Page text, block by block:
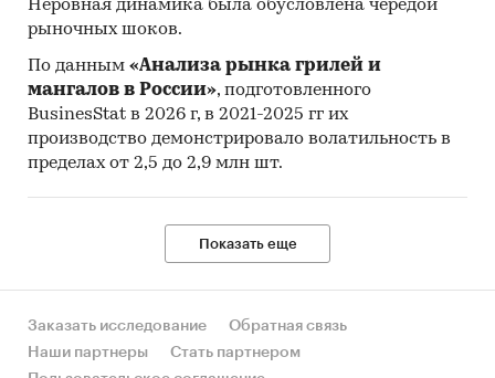
Неровная динамика была обусловлена чередой
рыночных шоков.
По данным «Анализа рынка грилей и
мангалов в России», подготовленного
BusinesStat в 2026 г, в 2021-2025 гг их
производство демонстрировало волатильность в
пределах от 2,5 до 2,9 млн шт.
Показать еще
Заказать исследование
Обратная связь
Наши партнеры
Стать партнером